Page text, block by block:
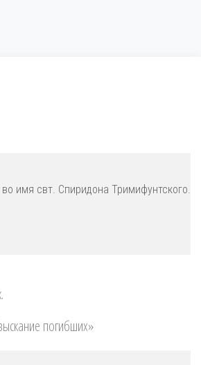
имя свт. Спиридона Тримифунтского.
погибших»